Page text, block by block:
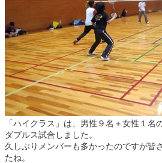
「ハイクラス」は、男性９名＋女性１名
ダブルス試合しました。
久しぶりメンバーも多かったのですが皆
たね。